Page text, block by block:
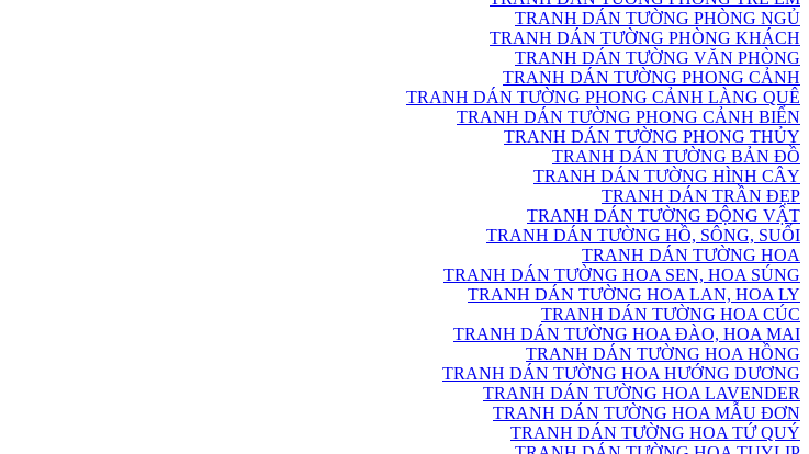
TRANH DÁN TƯỜNG PHÒNG NGỦ
TRANH DÁN TƯỜNG PHÒNG KHÁCH
TRANH DÁN TƯỜNG VĂN PHÒNG
TRANH DÁN TƯỜNG PHONG CẢNH
TRANH DÁN TƯỜNG PHONG CẢNH LÀNG QUÊ
TRANH DÁN TƯỜNG PHONG CẢNH BIỂN
TRANH DÁN TƯỜNG PHONG THỦY
TRANH DÁN TƯỜNG BẢN ĐỒ
TRANH DÁN TƯỜNG HÌNH CÂY
TRANH DÁN TRẦN ĐẸP
TRANH DÁN TƯỜNG ĐỘNG VẬT
TRANH DÁN TƯỜNG HỒ, SÔNG, SUỐI
TRANH DÁN TƯỜNG HOA
TRANH DÁN TƯỜNG HOA SEN, HOA SÚNG
TRANH DÁN TƯỜNG HOA LAN, HOA LY
TRANH DÁN TƯỜNG HOA CÚC
TRANH DÁN TƯỜNG HOA ĐÀO, HOA MAI
TRANH DÁN TƯỜNG HOA HỒNG
TRANH DÁN TƯỜNG HOA HƯỚNG DƯƠNG
TRANH DÁN TƯỜNG HOA LAVENDER
TRANH DÁN TƯỜNG HOA MẪU ĐƠN
TRANH DÁN TƯỜNG HOA TỨ QUÝ